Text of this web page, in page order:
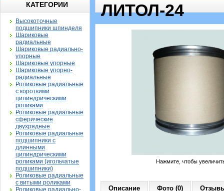
КАТЕГОРИИ
Высокоточные
подшипники шпинделя
Шариковые
радиальные
Шариковые радиально-
упорные
Шариковые упорные
Шариковые упорно-
радиальные
Роликовые радиальные
с короткими
цилиндрическими
роликами
Роликовые радиальные
сферические
двухрядные
Роликовые радиальные
подшипники с
длинными
цилиндрическими
роликами (игольчатые
подшипники)
Роликовые радиальные
с витыми роликами
Роликовые радиально-
ЛИТОЛ-24
Нажмите, чтобы
Описание Фото (0)